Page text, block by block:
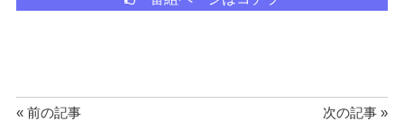
« 前の記事 次の記事 »